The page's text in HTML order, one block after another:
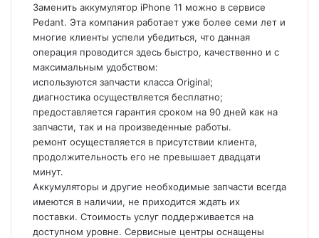
Заменить аккумулятор iPhone 11 можно в сервисе
Pedant. Эта компания работает уже более семи лет и
многие клиенты успели убедиться, что данная
операция проводится здесь быстро, качественно и с
максимальным удобством:
используются запчасти класса Original;
диагностика осуществляется бесплатно;
предоставляется гарантия сроком на 90 дней как на
запчасти, так и на произведенные работы.
ремонт осуществляется в присутствии клиента,
продолжительность его не превышает двадцати
минут.
Аккумуляторы и другие необходимые запчасти всегда
имеются в наличии, не приходится ждать их
поставки. Стоимость услуг поддерживается на
доступном уровне. Сервисные центры оснащены